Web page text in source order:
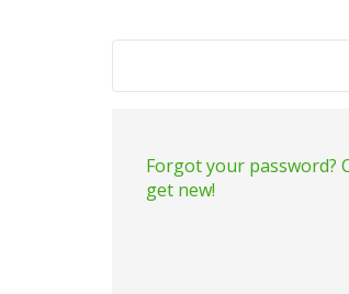
Forgot your password?
get new!